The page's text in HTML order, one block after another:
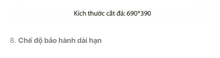
8. Chế độ bảo hành dài hạn